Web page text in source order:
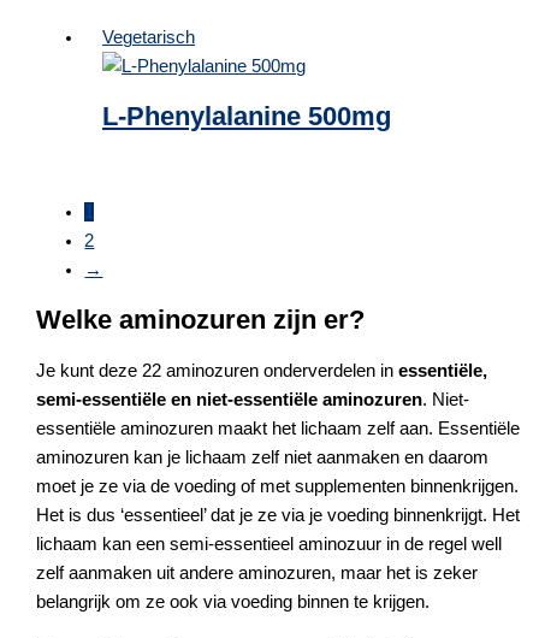
Vegetarisch
L-Phenylalanine 500mg
1
2
→
Welke aminozuren zijn er?
Je kunt deze 22 aminozuren onderverdelen inessentiële,
semi-essentiële en niet-essentiële aminozuren. Niet-
essentiële aminozuren maakt het lichaam zelf aan. Essentiële
aminozuren kan je lichaam zelf niet aanmaken en daarom
moet je ze via de voeding of met supplementen binnenkrijgen.
Het is dus ‘essentieel’ dat je ze via je voeding binnenkrijgt. Het
lichaam kan een semi-essentieel aminozuur in de regel well
zelf aanmaken uit andere aminozuren, maar het is zeker
belangrijk om ze ook via voeding binnen te krijgen.